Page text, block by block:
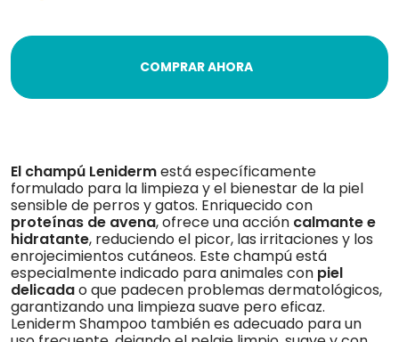
COMPRAR AHORA
El champú Lenidermestá específicamente
formulado para la limpieza y el bienestar de la piel
sensible de perros y gatos. Enriquecido con
proteínas de avena, ofrece una acción calmante e
hidratante, reduciendo el picor, las irritaciones y los
enrojecimientos cutáneos. Este champú está
especialmente indicado para animales con piel
delicadao que padecen problemas dermatológicos,
garantizando una limpieza suave pero eficaz.
Leniderm Shampoo también es adecuado para un